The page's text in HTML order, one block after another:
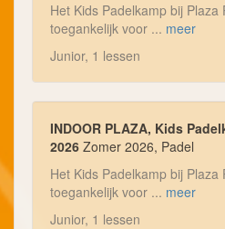
Het Kids Padelkamp bij
toegankelijk voor ... meer
Junior, 1 lessen
INDOOR PLAZA, Kids
2026 Zomer 2026, Padel
Het Kids Padelkamp bij
toegankelijk voor ... meer
Junior, 1 lessen